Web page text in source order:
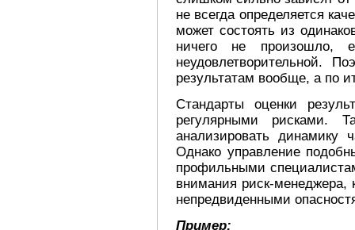
не всегда определяется
может состоять из
ничего не произошло,
неудовлетворительной.
результатам вообще, а по
Стандарты оценки
регулярными рисками.
анализировать
Однако управление
профильными
внимания риск-менеджера,
непредвиденными
Пример: